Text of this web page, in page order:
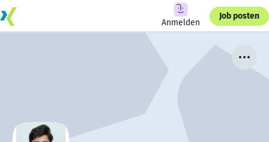
Anmelden
Job posten